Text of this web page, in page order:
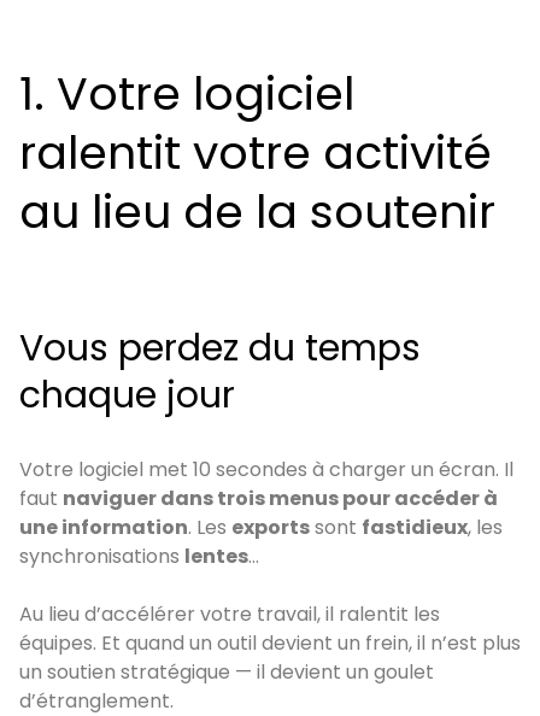
1. Votre logiciel
ralentit votre activité
au lieu de la soutenir
Vous perdez du temps
chaque jour
Votre logiciel met 10 secondes à charger un écran. Il
faut naviguer dans trois menus pour accéder à
une information. Les exportssont fastidieux, les
synchronisations lentes…
Au lieu d’accélérer votre travail, il ralentit les
équipes. Et quand un outil devient un frein, il n’est plus
un soutien stratégique — il devient un goulet
d’étranglement.